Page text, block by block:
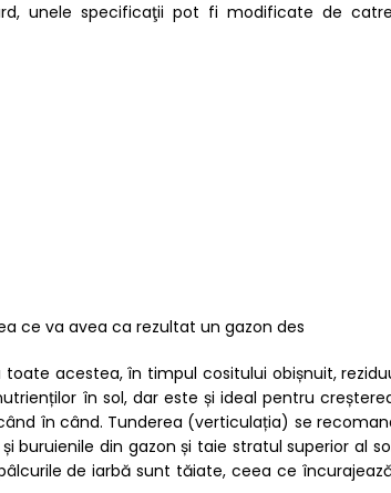
unele specificaţii pot fi modificate de
ce va avea ca rezultat un gazon des
acestea, în timpul cositului obișnuit,
în sol, dar este și ideal pentru
în când. Tunderea (verticulația) se
din gazon și taie stratul superior al
de iarbă sunt tăiate, ceea ce